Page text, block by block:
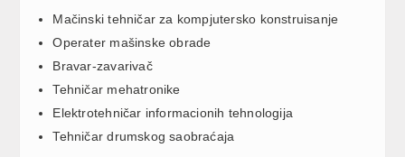
Mačinski tehničar za kompjutersko konstruisanje
Operater mašinske obrade
Bravar-zavarivač
Tehničar mehatronike
Elektrotehničar informacionih tehnologija
Tehničar drumskog saobraćaja